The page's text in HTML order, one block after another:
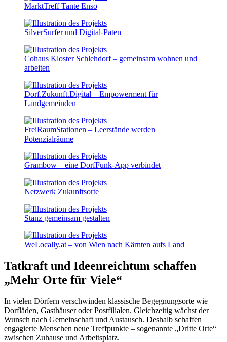
MarktTreff Tante Enso
SilverSurfer und Digital-Paten
Cohaus Kloster Schlehdorf – gemeinsam wohnen und
arbeiten
Dorf.Zukunft.Digital – Empowerment für
Landgemeinden
FreiRaumStationen – Leerstände werden
Potenzialräume
Grambow – eine DorfFunk-App verbindet
Netzwerk Zukunftsorte
Stanz gemeinsam gestalten
WeLocally.at – von Wien nach Kärnten aufs Land
Tatkraft und Ideenreichtum schaffen
„Mehr Orte für Viele“
In vielen Dörfern verschwinden klassische Begegnungsorte wie
Dorfläden, Gasthäuser oder Postfilialen. Gleichzeitig wächst der
Wunsch nach Gemeinschaft und Austausch. Deshalb schaffen
engagierte Menschen neue Treffpunkte – sogenannte „Dritte Orte“
zwischen Zuhause und Arbeitsplatz.